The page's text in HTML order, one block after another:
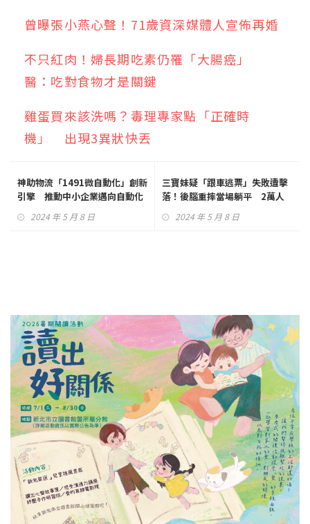
曾曝張小燕心聲！71歲資深媒體人宣佈再婚
不只紅肉！婦長期吃素仍罹「大腸癌」
醫：吃對食物才是關鍵
雞蛋買來該洗嗎？毒理專家點「正確時
機」 出現3異狀快丟
神助物流「1491微自動化」創新
引擎 推動中小企業邁向自動化
2024 年 5 月 8 日
三寶妹疑「跟車逃票」失敗遭擊
落！後腦重摔當場躺平 2萬人
2024 年 5 月 8 日